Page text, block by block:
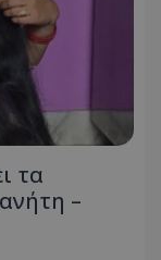
τα
–
τη
σωστά